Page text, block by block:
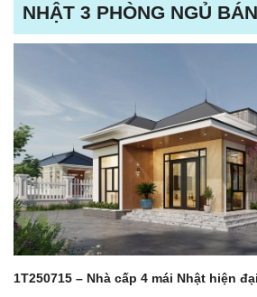
NHẬT 3 PHÒNG NGỦ
1T250715 – Nhà cấp 4 mái Nhật hiện